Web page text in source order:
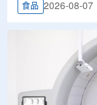
食品 2026-08-07